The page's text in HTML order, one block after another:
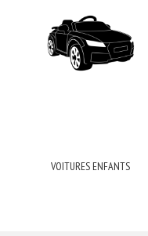
VOITURES ENFANTS